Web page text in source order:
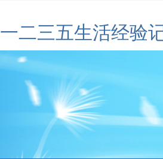
一二三五生活经验